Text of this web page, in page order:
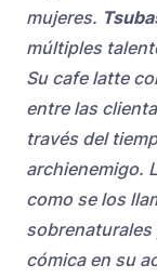
mujeres.
múltiples
Su cafe latte
entre las
través del
archienemigo.
como se los
sobrenaturales
cómica en su